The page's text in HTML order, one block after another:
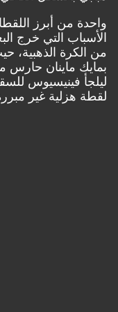
واحدة من أبرز
الأسباب التي خرج
من الكرة الذهبية،
بمايك ماينان حارس
ليلجأ فينيسيوس
لقطة هزلية غير